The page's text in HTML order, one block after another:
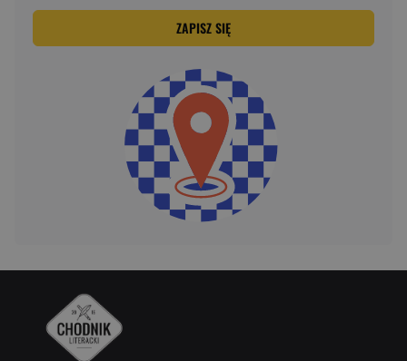
ZAPISZ SIĘ